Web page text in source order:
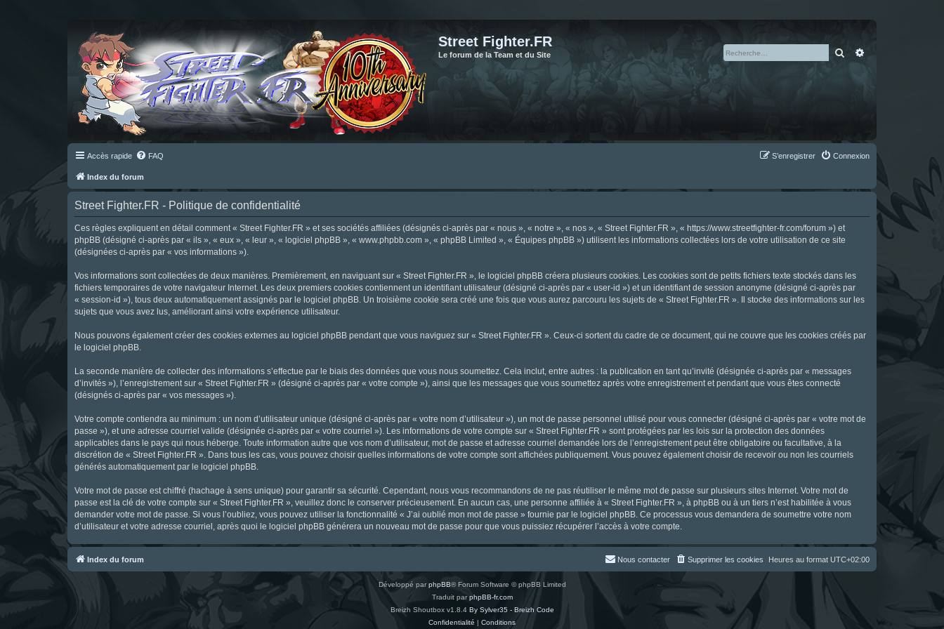
Street Fighter.FR
Le forum de la Team et du Site Rechercher
Accès rapide FAQ Connexion
S’enregistrer
Index du forum
Street Fighter.FR - Politique de confidentialité
Ces règles expliquent en détail comment « Street Fighter.FR » et ses sociétés affiliées (désignés ci-après par « nous », « notre », « nos », « Street Fighter.FR », « https://www.streetfighter-fr.com/forum ») et
phpBB (désigné ci-après par « ils », « eux », « leur », « logiciel phpBB », « www.phpbb.com », « phpBB Limited », « Équipes phpBB ») utilisent les informations collectées lors de votre utilisation de ce site
(désignées ci-après par « vos informations »).
Vos informations sont collectées de deux manières. Premièrement, en naviguant sur « Street Fighter.FR », le logiciel phpBB créera plusieurs cookies. Les cookies sont de petits fichiers texte stockés dans les
fichiers temporaires de votre navigateur Internet. Les deux premiers cookies contiennent un identifiant utilisateur (désigné ci-après par « user-id ») et un identifiant de session anonyme (désigné ci-après par
« session-id »), tous deux automatiquement assignés par le logiciel phpBB. Un troisième cookie sera créé une fois que vous aurez parcouru les sujets de « Street Fighter.FR ». Il stocke des informations sur les
sujets que vous avez lus, améliorant ainsi votre expérience utilisateur.
Nous pouvons également créer des cookies externes au logiciel phpBB pendant que vous naviguez sur « Street Fighter.FR ». Ceux-ci sortent du cadre de ce document, qui ne couvre que les cookies créés par
le logiciel phpBB.
La seconde manière de collecter des informations s’effectue par le biais des données que vous nous soumettez. Cela inclut, entre autres : la publication en tant qu’invité (désignée ci-après par « messages
d’invités »), l’enregistrement sur « Street Fighter.FR » (désigné ci-après par « votre compte »), ainsi que les messages que vous soumettez après votre enregistrement et pendant que vous êtes connecté
(désignés ci-après par « vos messages »).
Votre compte contiendra au minimum : un nom d’utilisateur unique (désigné ci-après par « votre nom d’utilisateur »), un mot de passe personnel utilisé pour vous connecter (désigné ci-après par « votre mot de
passe »), et une adresse courriel valide (désignée ci-après par « votre courriel »). Les informations de votre compte sur « Street Fighter.FR » sont protégées par les lois sur la protection des données
applicables dans le pays qui nous héberge. Toute information autre que vos nom d’utilisateur, mot de passe et adresse courriel demandée lors de l’enregistrement peut être obligatoire ou facultative, à la
discrétion de « Street Fighter.FR ». Dans tous les cas, vous pouvez choisir quelles informations de votre compte sont affichées publiquement. Vous pouvez également choisir de recevoir ou non les courriels
générés automatiquement par le logiciel phpBB.
Votre mot de passe est chiffré (hachage à sens unique) pour garantir sa sécurité. Cependant, nous vous recommandons de ne pas réutiliser le même mot de passe sur plusieurs sites Internet. Votre mot de
passe est la clé de votre compte sur « Street Fighter.FR », veuillez donc le conserver précieusement. En aucun cas, une personne affiliée à « Street Fighter.FR », à phpBB ou à un tiers n’est habilitée à vous
demander votre mot de passe. Si vous l’oubliez, vous pouvez utiliser la fonctionnalité « J’ai oublié mon mot de passe » fournie par le logiciel phpBB. Ce processus vous demandera de soumettre votre nom
d’utilisateur et votre adresse courriel, après quoi le logiciel phpBB générera un nouveau mot de passe pour que vous puissiez récupérer l’accès à votre compte.
Index du forum Heures au format UTC+02:00
Supprimer les cookies
Nous contacter
Développé parphpBB® Forum Software © phpBB Limited
Traduit parphpBB-fr.com
Breizh Shoutbox v1.8.4 By Sylver35 - Breizh Code
Confidentialité | Conditions